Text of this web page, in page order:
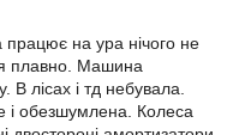
працює на ура нічого не
плавно. Машина
В лісах і тд небувала.
обезшумлена. Колеса